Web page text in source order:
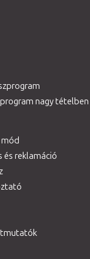
nagy
mód
és reklamáció